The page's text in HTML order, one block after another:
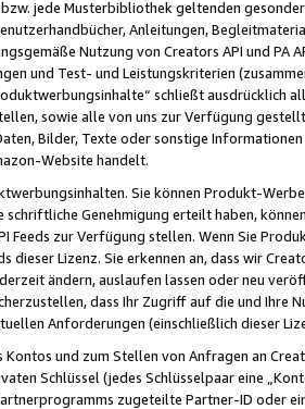
jede Musterbibliothek geltenden
Anleitungen,
Nutzung von Creators API und PA
und Test- und Leistungskriterien
schließt ausdrücklich
sowie alle von uns zur Verfügung
Bilder, Texte oder sonstige
Website handelt.
Sie können Produkt-
schriftliche Genehmigung erteilt haben,
Feeds zur Verfügung stellen. Wenn Sie
dieser Lizenz. Sie erkennen an, dass wir
ändern, auslaufen lassen oder neu
dass Ihr Zugriff auf die und Ihre
Anforderungen (einschließlich dieser
und zum Stellen von Anfragen an
Schlüssel (jedes Schlüsselpaar eine
zugeteilte Partner-ID oder